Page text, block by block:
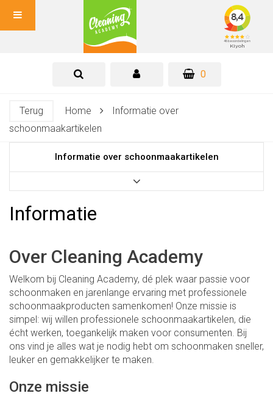
0
Terug Home
Informatie over
schoonmaakartikelen
Informatie over schoonmaakartikelen
Informatie
Over Cleaning Academy
Welkom bij Cleaning Academy, dé plek waar passie voor
schoonmaken en jarenlange ervaring met professionele
schoonmaakproducten samenkomen! Onze missie is
simpel: wij willen professionele schoonmaakartikelen, die
écht werken, toegankelijk maken voor consumenten. Bij
ons vind je alles wat je nodig hebt om schoonmaken sneller,
leuker en gemakkelijker te maken.
Onze missie